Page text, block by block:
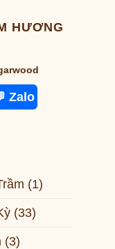
HƯƠNG
Zalo
(1)
(33)
(3)